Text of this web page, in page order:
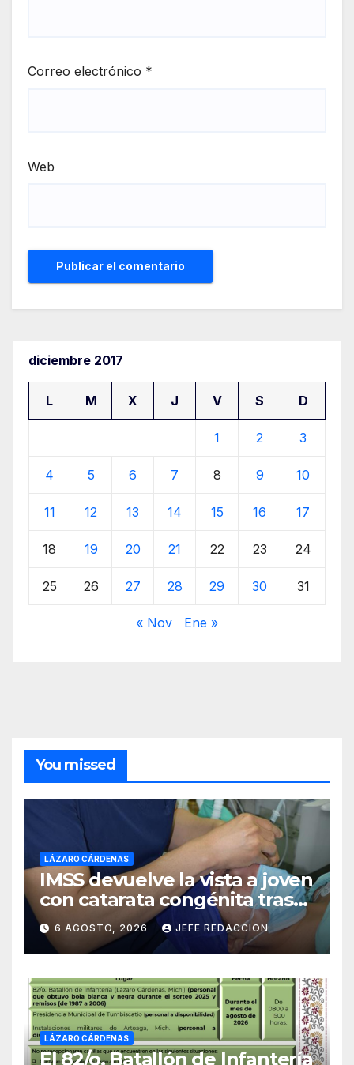
Correo electrónico *
Web
diciembre 2017
L M X J V S D
1 2 3
4 5 6 7 8 9 10
11 12 13 14 15 16 17
18 19 20 21 22 23 24
25 26 27 28 29 30 31
« Nov Ene »
You missed
LÁZARO CÁRDENAS
IMSS devuelve la vista a joven
con catarata congénita tras
23 años de limitación visual
6 AGOSTO, 2026 JEFE REDACCION
LÁZARO CÁRDENAS
El 82/o. Batallón de Infantería